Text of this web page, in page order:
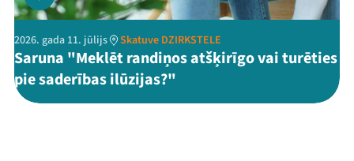
2026. gada 11. jūlijs Skatuve DZIRKSTELE
Saruna "Meklēt randiņos atšķirīgo vai turēties
pie saderības ilūzijas?"